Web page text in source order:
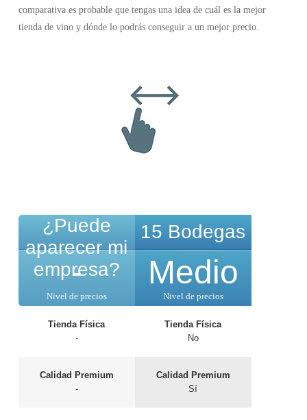
comparativa es probable que tengas una idea de cuál es la mejor
tienda de vino y dónde lo podrás conseguir a un mejor precio.
¿Puede
aparecer mi
empresa?
-
Nivel de precios
Tienda Física
-
Calidad Premium
-
15 Bodegas
Medio
Nivel de precios
Tienda Física
No
Calidad Premium
Sí